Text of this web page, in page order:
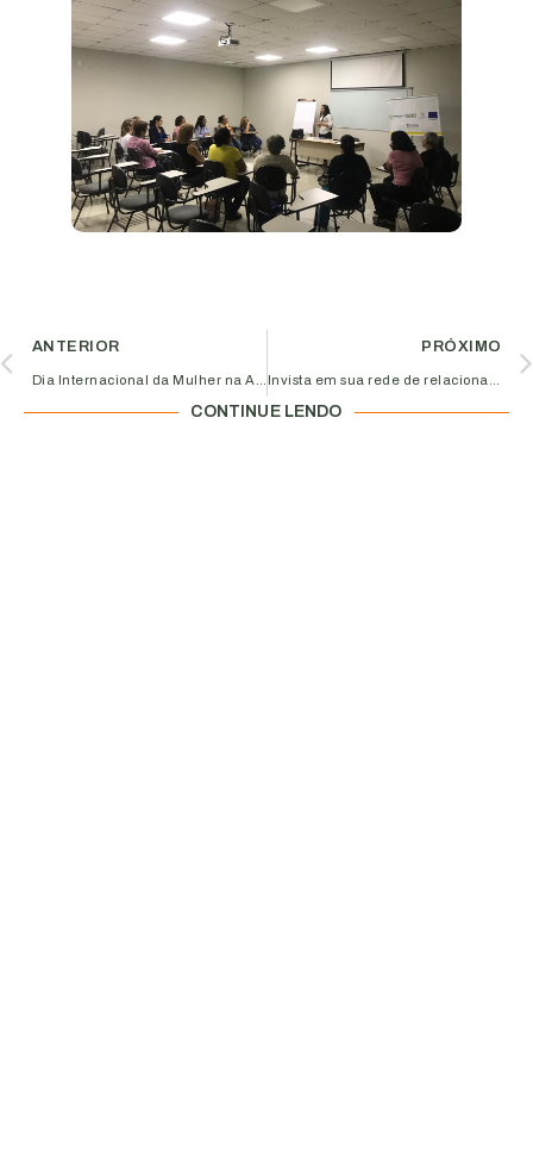
ANTERIOR PRÓXIMO
CONTINUE LENDO